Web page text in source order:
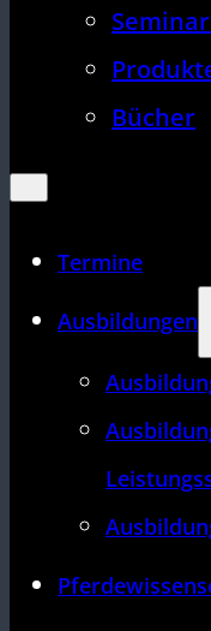
Bücher
Termine
Ausbildungen